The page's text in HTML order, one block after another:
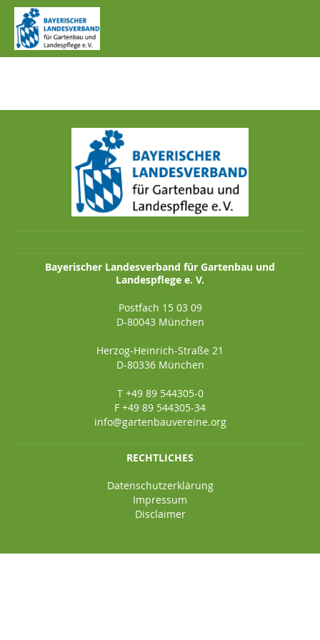
IMG_0530.JPG
Bayerischer Landesverband für Gartenbau und
Landespflege e. V.
Postfach 15 03 09
D-80043 München
Herzog-Heinrich-Straße 21
D-80336 München
T +49 89 544305-0
F +49 89 544305-34
info@gartenbauvereine.org
RECHTLICHES
Datenschutzerklärung
Impressum
Disclaimer